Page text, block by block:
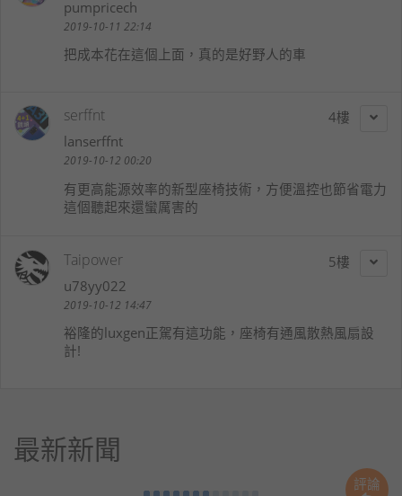
評論
pumpricech
2019-10-11 22:14
把成本花在這個上面，真的是好野人的車
4
serffnt
lanserffnt
2019-10-12 00:20
有更高能源效率的新型座椅技術，方便溫控也節省電力
這個聽起來還蠻厲害的
5
Taipower
u78yy022
2019-10-12 14:47
裕隆的luxgen正駕有這功能，座椅有通風散熱風扇設
計!
最新新聞